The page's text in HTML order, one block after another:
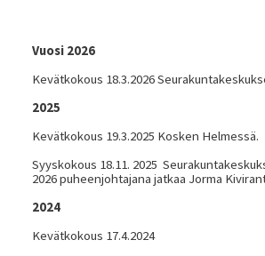
Vuosi 2026
Kevätkokous 18.3.2026
2025
Kevätkokous 19.3.2025 Kosken Helmessä.
Syyskokous 18.11. 2025
2026 puheenjohtajana jatkaa Jorma
2024
Kevätkokous 17.4.2024